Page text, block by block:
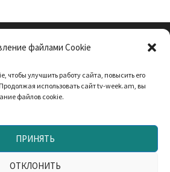
файлами Cookie
чтобы улучшить работу сайта, повысить его
использовать сайт tv-week.am, вы
файлов cookie.
ПРИНЯТЬ
ОТКЛОНИТЬ
материалов TV-неделя без
При использовании